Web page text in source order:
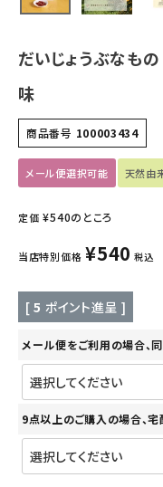
日用品雑貨
フェムケア
インナー・下着・ナイトウ
キッズ・ベビー・マタニティ
キッチン用品
フード・ドリンク
定期購入
オリジナルブランド
だいじょうぶなも
味
商品番号 100003434
メール便選択可能 天然由
定価 ¥540のところ
当店特別価格 ¥540 税込
[ 5 ポイント進呈 ]
メール便をご利用の場合、
9点以上のご購入の場合、